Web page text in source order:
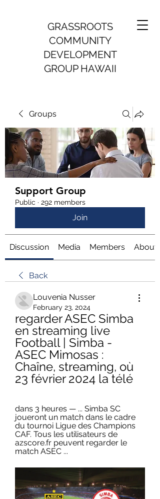
GRASSROOTS
COMMUNITY
DEVELOPMENT
GROUP HAWAII
Groups
Support Group
Public · 292 members
Join
Discussion Media Members About
Back
Louvenia Nusser
February 23, 2024
regarder ASEC Simba
en streaming live
Football | Simba -
ASEC Mimosas :
Chaîne, streaming, où
23 février 2024 la télé
dans 3 heures — ... Simba SC
joueront un match dans le cadre
du tournoi Ligue des Champions
CAF. Tous les utilisateurs de
azscore.fr peuvent regarder le
match ASEC ...